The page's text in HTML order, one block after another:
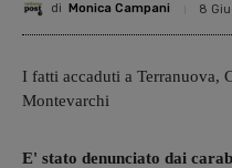
di Monica Campani 8
I fatti accaduti a Terranuova,
Montevarchi
E' stato denunciato dai